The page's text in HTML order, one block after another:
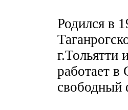
Родился в
работает в
свободный